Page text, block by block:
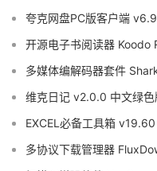
夸克网盘PC版客户端
开源电子书阅读器
多媒体编解码器套件
维克日记 v2.0.0 中文绿
EXCEL必备工具箱
多协议下载管理器